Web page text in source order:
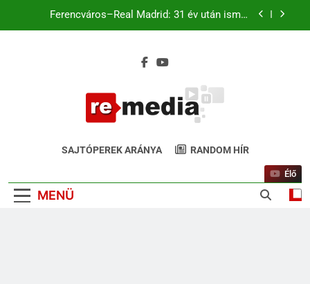
Magyar káromkodás is felcsendült a Liverpool
Kerkez a kezdőben. Match4 TV élőben 22:00-tól
Budapesten a királyi gárda
Magyar káromkodás is felcsendült a Liverpool
chicagói edzésén? A szurkolók kiszúrták a vicces
ReMedia.hu
Gyógyír Az Egyoldalúságra
SAJTÓPEREK ARÁNYA RANDOM HÍR
MENÜ
Élő